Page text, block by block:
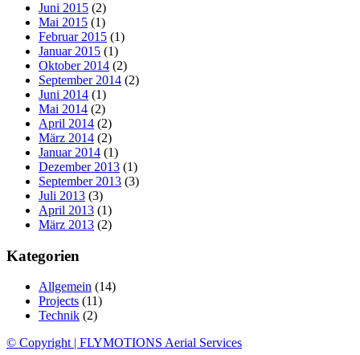
Juni 2015 (2)
Mai 2015 (1)
Februar 2015 (1)
Januar 2015 (1)
Oktober 2014 (2)
September 2014 (2)
Juni 2014 (1)
Mai 2014 (2)
April 2014 (2)
März 2014 (2)
Januar 2014 (1)
Dezember 2013 (1)
September 2013 (3)
Juli 2013 (3)
April 2013 (1)
März 2013 (2)
Kategorien
Allgemein (14)
Projects (11)
Technik (2)
© Copyright | FLYMOTIONS Aerial Services